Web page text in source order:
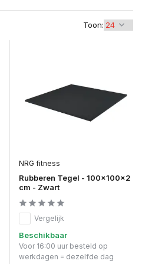
Toon:
NRG fitness
Rubberen Tegel - 100x100x2
cm - Zwart
Vergelijk
Beschikbaar
Voor 16:00 uur besteld op
werkdagen = dezelfde dag